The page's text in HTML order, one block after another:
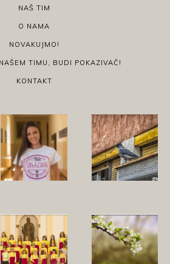
NAŠ TIM
O NAMA
NOVAKUJMO!
TIMU, BUDI POKAZIVAČ!
KONTAKT